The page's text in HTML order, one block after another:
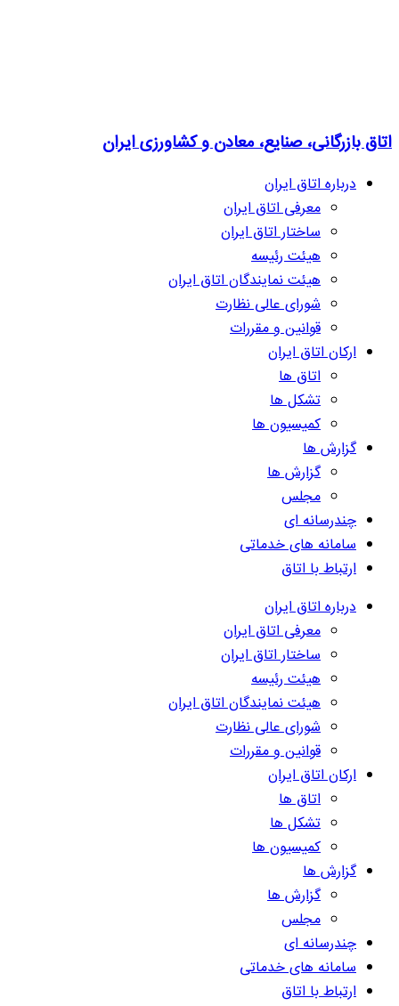
اتاق بازرگانی، صنایع، معادن و کشاورزی ایران
درباره اتاق ایران
معرفی اتاق ایران
ساختار اتاق ایران
هیئت رئیسه
هیئت نمایندگان اتاق ایران
شورای عالی نظارت
قوانین و مقررات
ارکان اتاق ایران
اتاق ها
تشکل ها
کمیسیون ها
گزارش ها
گزارش ها
مجلس
چندرسانه ای
سامانه های خدماتی
ارتباط با اتاق
درباره اتاق ایران
معرفی اتاق ایران
ساختار اتاق ایران
هیئت رئیسه
هیئت نمایندگان اتاق ایران
شورای عالی نظارت
قوانین و مقررات
ارکان اتاق ایران
اتاق ها
تشکل ها
کمیسیون ها
گزارش ها
گزارش ها
مجلس
چندرسانه ای
سامانه های خدماتی
ارتباط با اتاق